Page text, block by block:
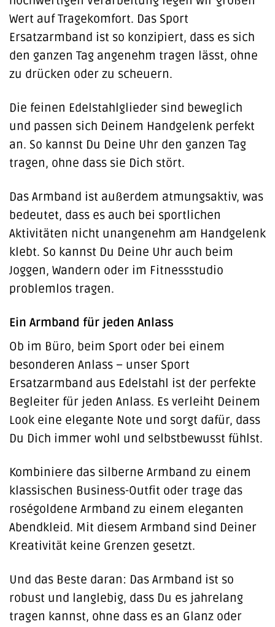
Wert auf Tragekomfort. Das Sport
Ersatzarmband ist so konzipiert, dass es sich
den ganzen Tag angenehm tragen lässt, ohne
zu drücken oder zu scheuern.
Die feinen Edelstahlglieder sind beweglich
und passen sich Deinem Handgelenk perfekt
an. So kannst Du Deine Uhr den ganzen Tag
tragen, ohne dass sie Dich stört.
Das Armband ist außerdem atmungsaktiv, was
bedeutet, dass es auch bei sportlichen
Aktivitäten nicht unangenehm am Handgelenk
klebt. So kannst Du Deine Uhr auch beim
Joggen, Wandern oder im Fitnessstudio
problemlos tragen.
Ein Armband für jeden Anlass
Ob im Büro, beim Sport oder bei einem
besonderen Anlass – unser Sport
Ersatzarmband aus Edelstahl ist der perfekte
Begleiter für jeden Anlass. Es verleiht Deinem
Look eine elegante Note und sorgt dafür, dass
Du Dich immer wohl und selbstbewusst fühlst.
Kombiniere das silberne Armband zu einem
klassischen Business-Outfit oder trage das
roségoldene Armband zu einem eleganten
Abendkleid. Mit diesem Armband sind Deiner
Kreativität keine Grenzen gesetzt.
Und das Beste daran: Das Armband ist so
robust und langlebig, dass Du es jahrelang
tragen kannst, ohne dass es an Glanz oder